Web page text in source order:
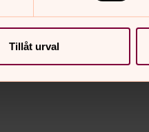
Tillåt urval